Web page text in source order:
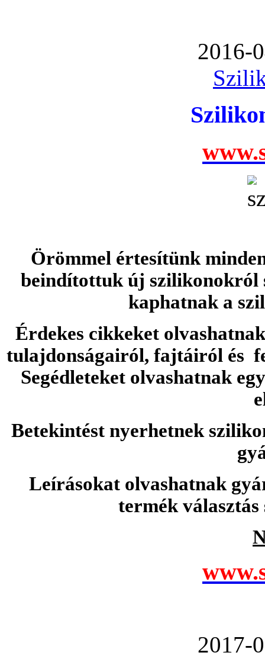
2016-
Örömmel értesítünk
beindítottuk új szilikonokról
kaphatnak a
Érdekes cikkeket
tulajdonságairól, fajtáiról és
Segédleteket olvashatnak
Betekintést nyerhetnek
Leírásokat olvashatnak
termék
2017-